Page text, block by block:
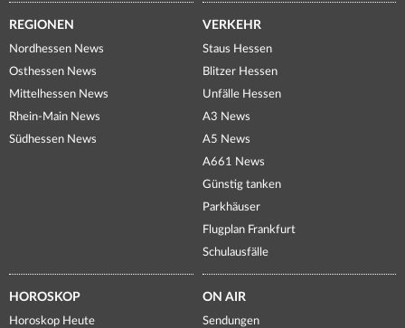
REGIONEN
Nordhessen News
Osthessen News
Mittelhessen News
Rhein-Main News
Südhessen News
VERKEHR
Staus Hessen
Blitzer Hessen
Unfälle Hessen
A3 News
A5 News
A661 News
Günstig tanken
Parkhäuser
Flugplan Frankfurt
Schulausfälle
HOROSKOP
Horoskop Heute
ON AIR
Sendungen